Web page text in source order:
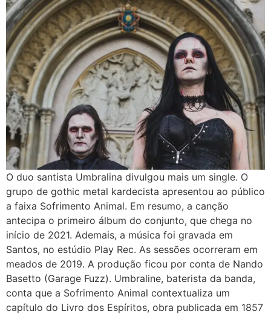
O duo santista Umbralina divulgou mais um single. O
grupo de gothic metal kardecista apresentou ao público
a faixa Sofrimento Animal. Em resumo, a canção
antecipa o primeiro álbum do conjunto, que chega no
início de 2021. Ademais, a música foi gravada em
Santos, no estúdio Play Rec. As sessões ocorreram em
meados de 2019. A produção ficou por conta de Nando
Basetto (Garage Fuzz). Umbraline, baterista da banda,
conta que a Sofrimento Animal contextualiza um
capítulo do Livro dos Espíritos, obra publicada em 1857